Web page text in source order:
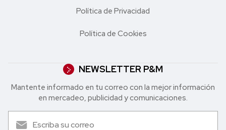
Política de Privacidad
Política de Cookies
NEWSLETTER P&M
Mantente informado en tu correo con la mejor in formación
en mercadeo, publicidad y comunicaciones.